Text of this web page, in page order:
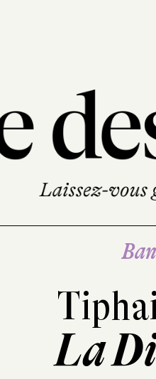
La